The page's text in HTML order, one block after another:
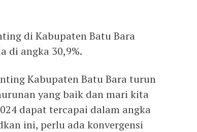
di Kabupaten Batu Bara
di angka 30,9%.
Kabupaten Batu Bara turun
yang baik dan mari kita
dapat tercapai dalam angka
ini, perlu ada konvergensi